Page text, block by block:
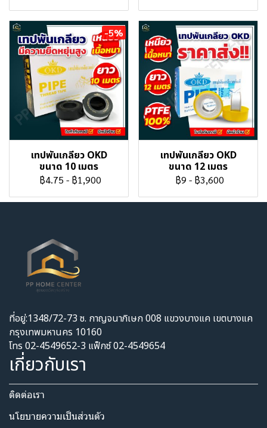
-5%
เทปพันเกลียว OKD
ขนาด 10 เมตร
฿4.75 - ฿1,900
เทปพันเกลียว OKD
ขนาด 12 เมตร
฿9 - ฿3,600
ที่อยู่:1348/72-73 ซ. กาญจนาภิเษก 008 แขวงบางแค เขตบางแค
กรุงเทพมหานคร 10160
โทร 02-4549652-3 แฟ็กซ์ 02-4549654
เกี่ยวกับเรา
ติดต่อเรา
นโยบายความเป็นส่วนตัว​